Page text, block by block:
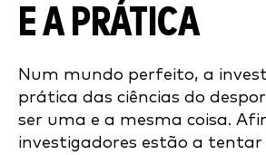
E A PRÁTICA
Num mundo perfeito, a
prática das ciências do
ser uma e a mesma coisa.
investigadores estão a tentar